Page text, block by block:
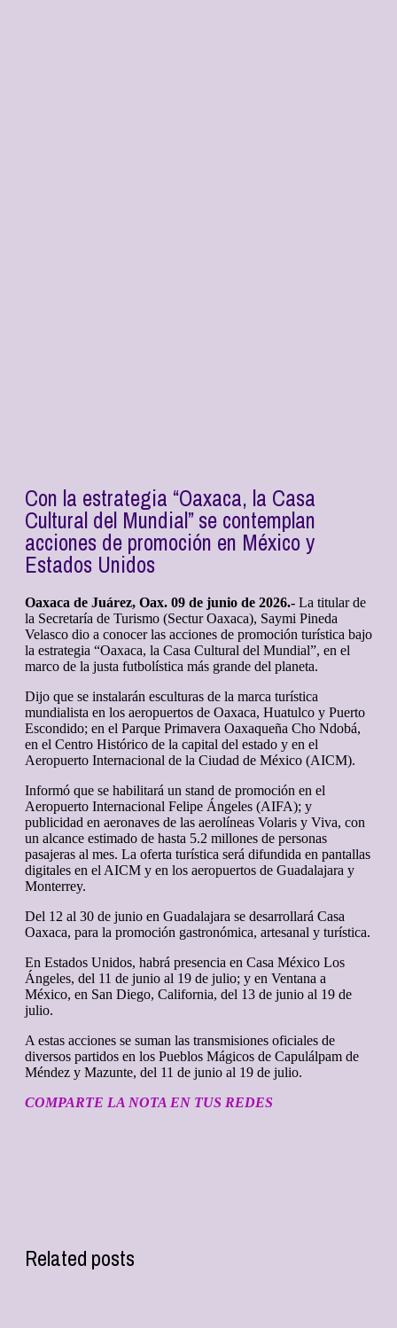
Con la estrategia “Oaxaca, la Casa
Cultural del Mundial” se contemplan
acciones de promoción en México y
Estados Unidos
Oaxaca de Juárez, Oax. 09 de junio de 2026.- La titular de
la Secretaría de Turismo (Sectur Oaxaca), Saymi Pineda
Velasco dio a conocer las acciones de promoción turística bajo
la estrategia “Oaxaca, la Casa Cultural del Mundial”, en el
marco de la justa futbolística más grande del planeta.
Dijo que se instalarán esculturas de la marca turística
mundialista en los aeropuertos de Oaxaca, Huatulco y Puerto
Escondido; en el Parque Primavera Oaxaqueña Cho Ndobá,
en el Centro Histórico de la capital del estado y en el
Aeropuerto Internacional de la Ciudad de México (AICM).
Informó que se habilitará un stand de promoción en el
Aeropuerto Internacional Felipe Ángeles (AIFA); y
publicidad en aeronaves de las aerolíneas Volaris y Viva, con
un alcance estimado de hasta 5.2 millones de personas
pasajeras al mes. La oferta turística será difundida en pantallas
digitales en el AICM y en los aeropuertos de Guadalajara y
Monterrey.
Del 12 al 30 de junio en Guadalajara se desarrollará Casa
Oaxaca, para la promoción gastronómica, artesanal y turística.
En Estados Unidos, habrá presencia en Casa México Los
Ángeles, del 11 de junio al 19 de julio; y en Ventana a
México, en San Diego, California, del 13 de junio al 19 de
julio.
A estas acciones se suman las transmisiones oficiales de
diversos partidos en los Pueblos Mágicos de Capulálpam de
Méndez y Mazunte, del 11 de junio al 19 de julio.
COMPARTE LA NOTA EN TUS REDES
Related posts